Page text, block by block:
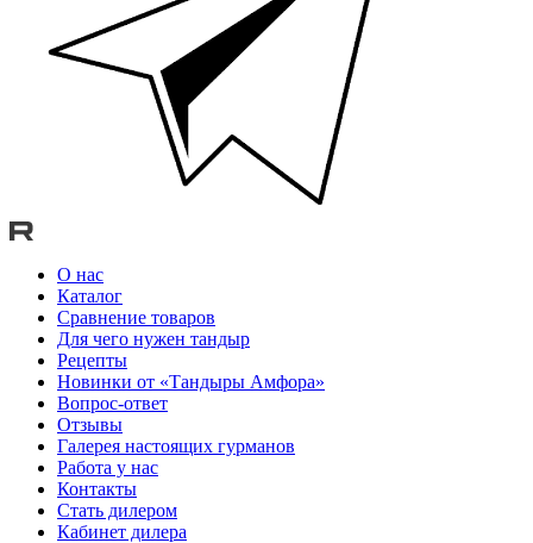
О нас
Каталог
Сравнение товаров
Для чего нужен тандыр
Рецепты
Новинки от «Тандыры Амфора»
Вопрос-ответ
Отзывы
Галерея настоящих гурманов
Работа у нас
Контакты
Стать дилером
Кабинет дилера